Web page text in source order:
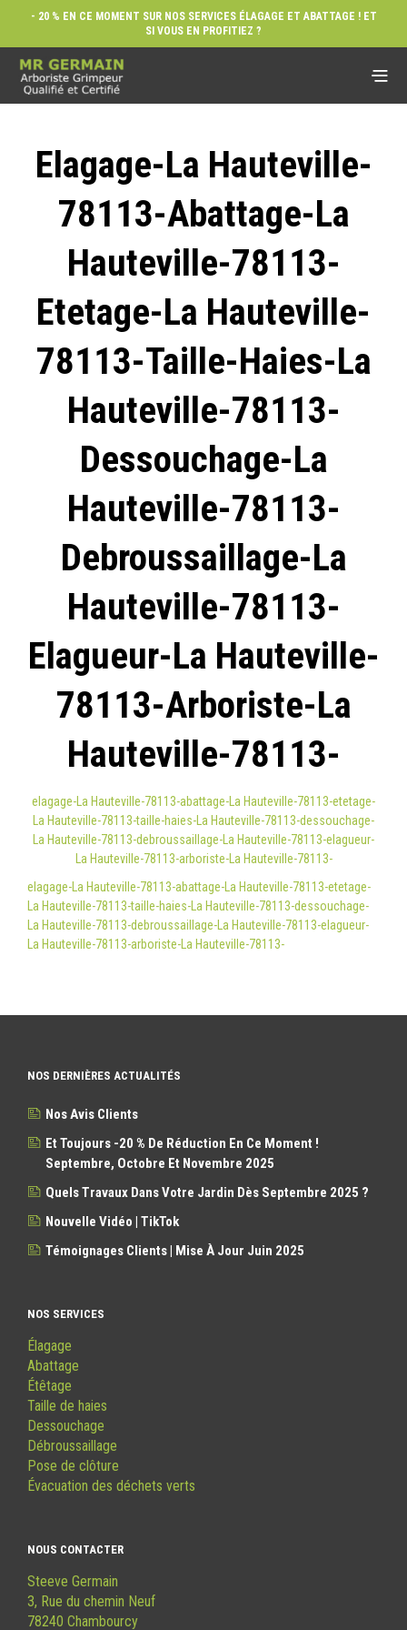
- 20 % EN CE MOMENT SUR NOS SERVICES ÉLAGAGE ET ABATTAGE ! ET
SI VOUS EN PROFITIEZ ?
Elagage-La Hauteville-
78113-Abattage-La
Hauteville-78113-
Etetage-La Hauteville-
78113-Taille-Haies-La
Hauteville-78113-
Dessouchage-La
Hauteville-78113-
Debroussaillage-La
Hauteville-78113-
Elagueur-La Hauteville-
78113-Arboriste-La
Hauteville-78113-
elagage-La Hauteville-78113-abattage-La Hauteville-78113-etetage-
La Hauteville-78113-taille-haies-La Hauteville-78113-dessouchage-
La Hauteville-78113-debroussaillage-La Hauteville-78113-elagueur-
La Hauteville-78113-arboriste-La Hauteville-78113-
elagage-La Hauteville-78113-abattage-La Hauteville-78113-etetage-
La Hauteville-78113-taille-haies-La Hauteville-78113-dessouchage-
La Hauteville-78113-debroussaillage-La Hauteville-78113-elagueur-
La Hauteville-78113-arboriste-La Hauteville-78113-
NOS DERNIÈRES ACTUALITÉS
Nos Avis Clients
Et Toujours -20 % De Réduction En Ce Moment !
Septembre, Octobre Et Novembre 2025
Quels Travaux Dans Votre Jardin Dès Septembre 2025 ?
Nouvelle Vidéo | TikTok
Témoignages Clients | Mise À Jour Juin 2025
NOS SERVICES
Élagage
Abattage
Étêtage
Taille de haies
Dessouchage
Débroussaillage
Pose de clôture
Évacuation des déchets verts
NOUS CONTACTER
Steeve Germain
3, Rue du chemin Neuf
78240 Chambourcy